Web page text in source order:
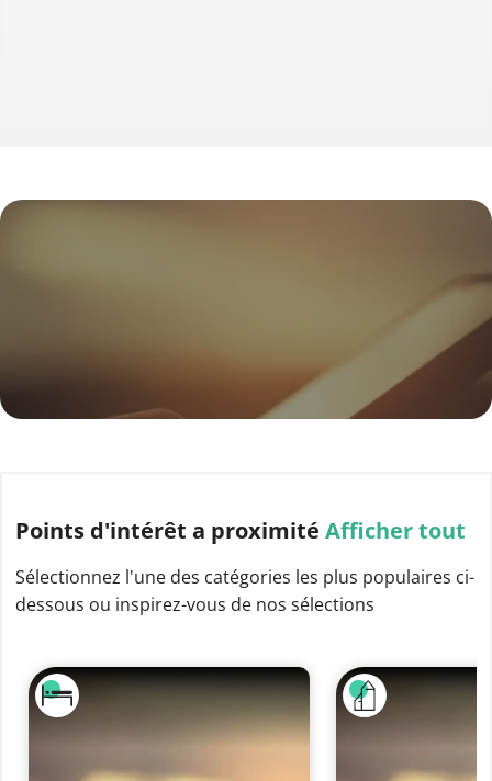
Points d'intérêt a proximité Afficher tout
Sélectionnez l'une des catégories les plus populaires ci-
dessous ou inspirez-vous de nos sélections